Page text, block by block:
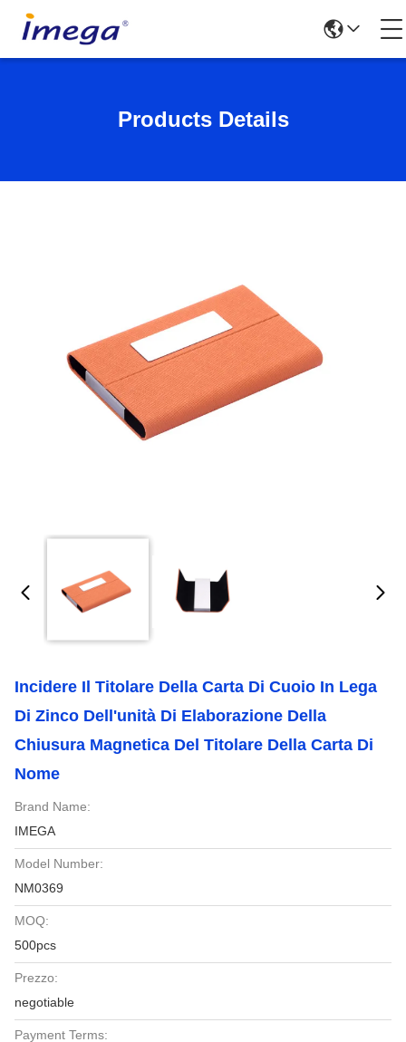
Products Details
Incidere Il Titolare Della Carta Di Cuoio In Lega
Di Zinco Dell'unità Di Elaborazione Della
Chiusura Magnetica Del Titolare Della Carta Di
Nome
Brand Name:
IMEGA
Model Number:
NM0369
MOQ:
500pcs
Prezzo:
negotiable
Payment Terms: